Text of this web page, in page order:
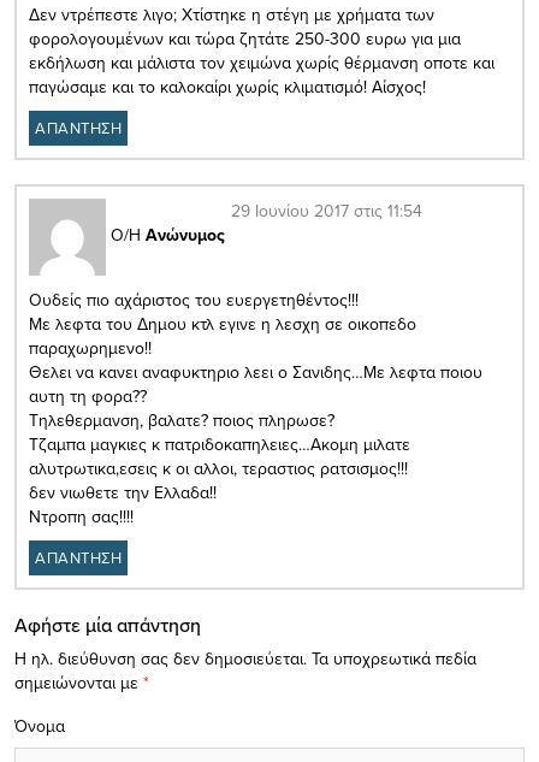
Δεν ντρέπεστε λιγο; Χτίστηκε η στέγη με χρήματα των
φορολογουμένων και τώρα ζητάτε 250-300 ευρω για μια
εκδήλωση και μάλιστα τον χειμώνα χωρίς θέρμανση οποτε και
παγώσαμε και το καλοκαίρι χωρίς κλιματισμό! Αίσχος!
ΑΠΑΝΤΗΣΗ
Ο/Η Ανώνυμος
29 Ιουνίου 2017 στις 11:54
Ουδείς πιο αχάριστος του ευεργετηθέντος!!!
Με λεφτα του Δημου κτλ εγινε η λεσχη σε οικοπεδο
παραχωρημενο!!
Θελει να κανει αναφυκτηριο λεει ο Σανιδης…Με λεφτα ποιου
αυτη τη φορα??
Τηλεθερμανση, βαλατε? ποιος πληρωσε?
Τζαμπα μαγκιες κ πατριδοκαπηλειες…Ακομη μιλατε
αλυτρωτικα,εσεις κ οι αλλοι, τεραστιος ρατσισμος!!!
δεν νιωθετε την Ελλαδα!!
Ντροπη σας!!!!
ΑΠΑΝΤΗΣΗ
Αφήστε μία απάντηση
Η ηλ. διεύθυνση σας δεν δημοσιεύεται. Τα υποχρεωτικά πεδία
σημειώνονται με *
Όνομα